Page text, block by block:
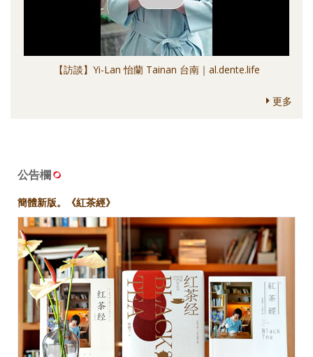
【訪談】Yi-Lan 怡蘭 Tainan 台南｜al.dente.life
更多
公告欄
簡體新版。《紅茶經》